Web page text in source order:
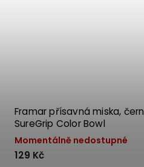
Framar přísavná miska,
SureGrip Color Bowl
Momentálně nedostupné
129 Kč